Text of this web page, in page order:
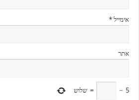
אימייל*
אתר
5
−
= שלוש